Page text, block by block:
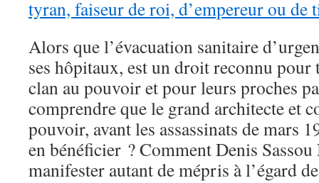
tyran, faiseur de roi, d’empereur ou de
Alors que l’évacuation sanitaire
ses hôpitaux, est un droit reconnu pour
clan au pouvoir et pour leurs proches
comprendre que le grand architecte et
pouvoir, avant les assassinats de mars
en bénéficier ? Comment Denis
manifester autant de mépris à l’égard